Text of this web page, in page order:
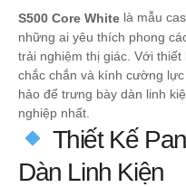
S500 Core White là mẫu
những ai yêu thích phong
trải nghiệm thị giác. Với
chắc chắn và kính cường
hảo để trưng bày dàn linh
nghiệp nhất.
Thiết Kế
Dàn Linh Kiện